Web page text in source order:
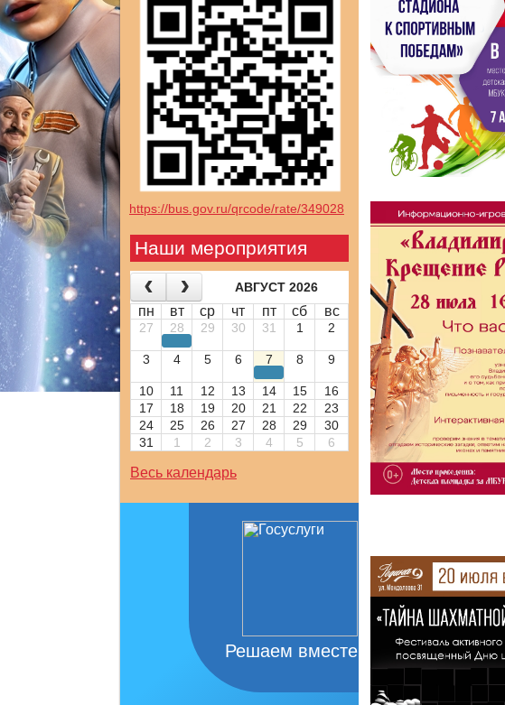
https://bus.gov.ru/qrcode/rate/349028
Наши мероприятия
АВГУСТ 2026
пн вт ср чт пт сб вс
27 28 29 30 31 1 2
3 4 5 6 7 8 9
10 11 12 13 14 15
16
17
18 19 20 21 22
23
24
25 26 27 28 29
30
31
1 2 3 4 5 6
Весь календарь
Решаем вместе